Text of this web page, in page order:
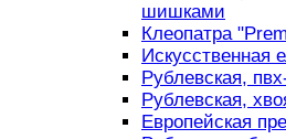
шишками
Клеопатра
Искусственная
Рублевская,
Рублевская,
Европейская